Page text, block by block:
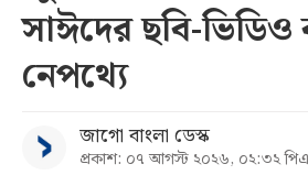
সাঈদের ছবি-ভিডিও
নেপথ্যে
জাগো বাংলা ডেস্ক
প্রকাশ: ০৭ আগস্ট ২০২৬, ০২:৩২